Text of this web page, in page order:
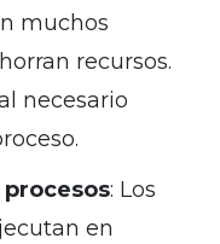
muchos
recursos.
necesario
: Los
en